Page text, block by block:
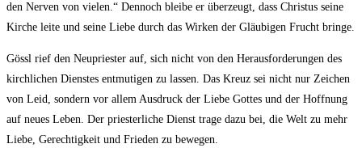
den Ner­ven von vie­len.“ Den­noch blei­be er über­zeugt, dass Chris­tus sei­ne
Kir­che lei­te und sei­ne Lie­be durch das Wir­ken der Gläu­bi­gen Frucht bringe.
Gössl rief den Neu­pries­ter auf, sich nicht von den Her­aus­for­de­run­gen des
kirch­li­chen Diens­tes ent­mu­ti­gen zu las­sen. Das Kreuz sei nicht nur Zei­chen
von Leid, son­dern vor allem Aus­druck der Lie­be Got­tes und der Hoff­nung
auf neu­es Leben. Der pries­ter­li­che Dienst tra­ge dazu bei, die Welt zu mehr
Lie­be, Gerech­tig­keit und Frie­den zu bewegen.